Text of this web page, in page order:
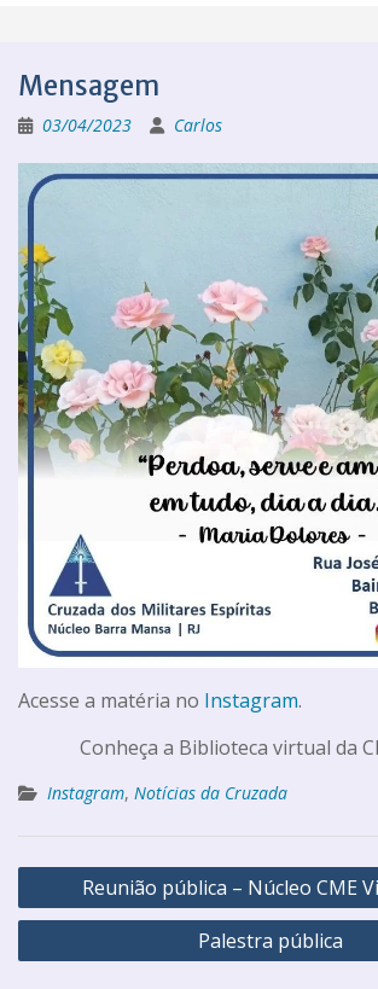
Mensagem
03/04/2023 Carlos
Acesse a matéria no Instagram.
Conheça a Biblioteca virtual da
Instagram, Notícias da Cruzada
Reunião pública – Núcleo CME
Palestra pública